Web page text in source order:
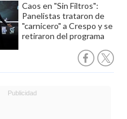
Caos en "Sin Filtros":
Panelistas trataron de
"carnicero" a Crespo y se
retiraron del programa